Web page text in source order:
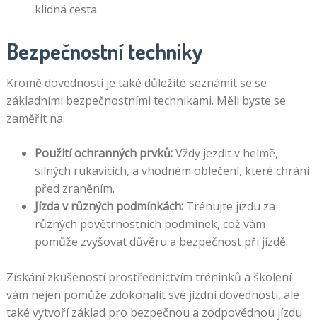
klidná cesta.
Bezpečnostní techniky
Kromě dovedností je také důležité seznámit se se
základními bezpečnostními technikami. Měli byste se
zaměřit na:
Použití ochranných prvků:Vždy jezdit v helmě,
silných rukavicích, a vhodném oblečení, které chrání
před zraněním.
Jízda v různých podmínkách:Trénujte jízdu za
různých povětrnostních podmínek, což vám
pomůže zvyšovat důvěru a bezpečnost při jízdě.
Získání zkušeností prostřednictvím tréninků a školení
vám nejen pomůže zdokonalit své jízdní dovednosti, ale
také vytvoří základ pro bezpečnou a zodpovědnou jízdu